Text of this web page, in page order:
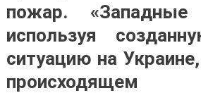
пожар. «Западные
используя
ситуацию на